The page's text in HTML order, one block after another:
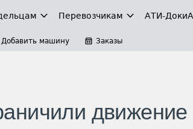
Перевозчикам АТИ-Доки
Добавить машину Заказы
движение